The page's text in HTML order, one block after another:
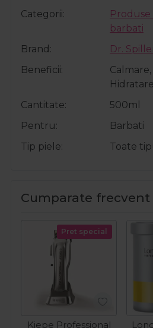
Categorii
Produse
barbati
Brand
Dr.
Beneficii
Cantitate
500ml
Pentru
Barbati
Tip piele
Toate
Cumparate
Pret special
Kiepe Professional